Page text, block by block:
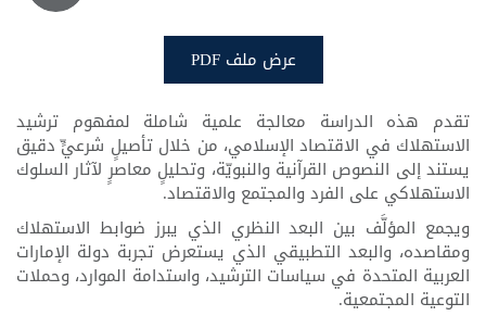
عرض ملف PDF
تقدم هذه الدراسة معالجة علمية شاملة لمفهوم ترشيد
الاستهلاك في الاقتصاد الإسلامي، من خلال تأصيلٍ شرعيٍّ دقيق
يستند إلى النصوص القرآنية والنبويّة، وتحليلٍ معاصرٍ لآثار السلوك
الاستهلاكي على الفرد والمجتمع والاقتصاد.
ويجمع المؤلَّف بين البعد النظري الذي يبرز ضوابط الاستهلاك
ومقاصده، والبعد التطبيقي الذي يستعرض تجربة دولة الإمارات
العربية المتحدة في سياسات الترشيد، واستدامة الموارد، وحملات
التوعية المجتمعية.